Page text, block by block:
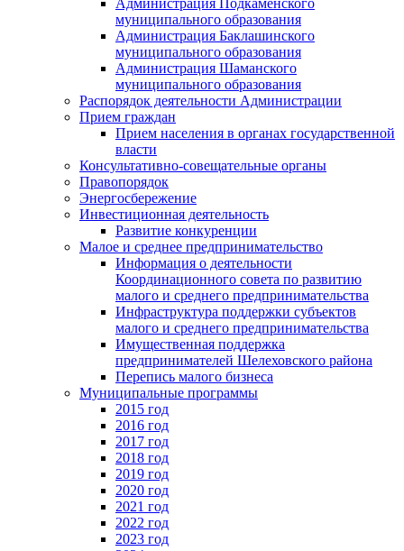
муниципального образования
Администрация Баклашинского
муниципального образования
Администрация Шаманского
муниципального образования
Распорядок деятельности Администрации
Прием граждан
Прием населения в органах государственной
власти
Консультативно-совещательные органы
Правопорядок
Энергосбережение
Инвестиционная деятельность
Развитие конкуренции
Малое и среднее предпринимательство
Информация о деятельности
Координационного совета по развитию
малого и среднего предпринимательства
Инфраструктура поддержки субъектов
малого и среднего предпринимательства
Имущественная поддержка
предпринимателей Шелеховского района
Перепись малого бизнеса
Муниципальные программы
2015 год
2016 год
2017 год
2018 год
2019 год
2020 год
2021 год
2022 год
2023 год